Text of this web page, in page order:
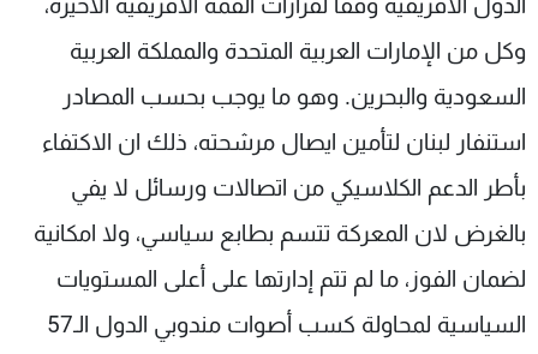
وكل من الإمارات العربية المتحدة والمملكة العربية
السعودية والبحرين. وهو ما يوجب بحسب المصادر
استنفار لبنان لتأمين ايصال مرشحته، ذلك ان الاكتفاء
بأطر الدعم الكلاسيكي من اتصالات ورسائل لا يفي
بالغرض لان المعركة تتسم بطابع سياسي، ولا امكانية
لضمان الفوز، ما لم تتم إدارتها على أعلى المستويات
السياسية لمحاولة كسب أصوات مندوبي الدول الـ57